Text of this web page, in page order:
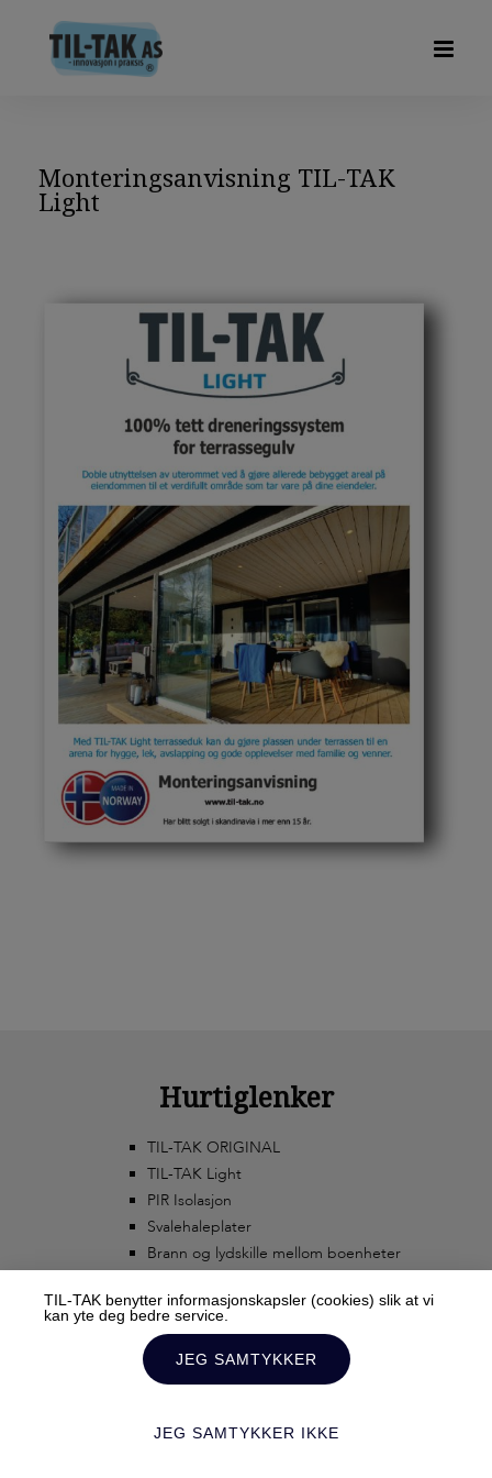
Monteringsanvisning TIL-TAK
Light
Hurtiglenker
TIL-TAK ORIGINAL
TIL-TAK Light
PIR Isolasjon
Svalehaleplater
Brann og lydskille mellom boenheter
© 2020 TIL-TAK AS ALL RIGHTS RESERVED TERMS AND CONDITIONS
TIL-TAK benytter informasjonskapsler (cookies) slik at vi
kan yte deg bedre service.
JEG SAMTYKKER
JEG SAMTYKKER IKKE